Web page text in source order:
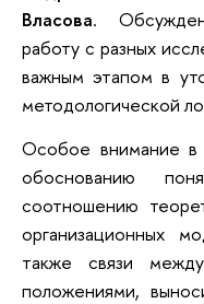
Власова.
работу с разных
важным этапом в
методологической
Особое внимание в
обоснованию
соотношению
организационных
также связи
положениями,